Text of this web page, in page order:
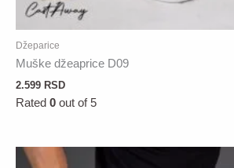
Džeparice
Muške džeaprice D09
2.599 RSD
Rated 0 out of 5